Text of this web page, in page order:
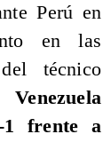
Perú en
en las
técnico
Venezuela
1 frente a